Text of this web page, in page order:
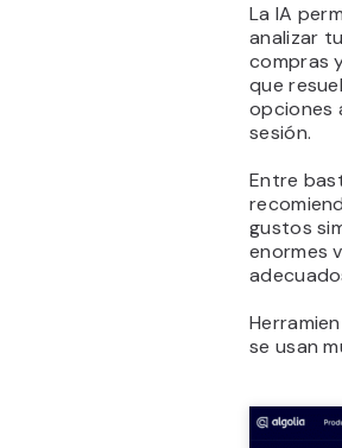
La IA
analizar
compras
que
opciones
sesión.
Entre
gustos
enormes
se usan